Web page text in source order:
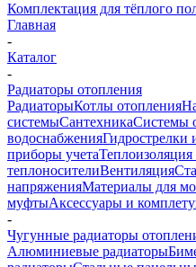
Комплектация для тёплого
Главная
-
Каталог
-
Радиаторы отопления
РадиаторыКотлы отопления
системыСантехникаСистемы
водоснабженияГидрострелки
приборы учетаТеплоизоляция
теплоносителиВентиляция
напряженияМатериалы для
муфтыАксессуары и
-
Чугунные радиаторы
Алюминиевые радиаторы